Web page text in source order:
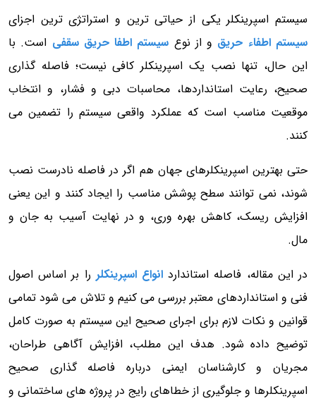
سیستم اسپرینکلر یکی از حیاتی ترین و استراتژی ترین اجزای
سیستم اطفاء حریق و از نوع سیستم اطفا حریق سقفی است. با
این حال، تنها نصب یک اسپرینکلر کافی نیست؛ فاصله گذاری
صحیح، رعایت استانداردها، محاسبات دبی و فشار، و انتخاب
موقعیت مناسب است که عملکرد واقعی سیستم را تضمین می
کنند.
حتی بهترین اسپرینکلرهای جهان هم اگر در فاصله نادرست نصب
شوند، نمی توانند سطح پوشش مناسب را ایجاد کنند و این یعنی
افزایش ریسک، کاهش بهره وری، و در نهایت آسیب به جان و
مال.
در این مقاله، فاصله استاندارد انواع اسپرینکلر را بر اساس اصول
فنی و استانداردهای معتبر بررسی می کنیم و تلاش می شود تمامی
قوانین و نکات لازم برای اجرای صحیح این سیستم به صورت کامل
توضیح داده شود. هدف این مطلب، افزایش آگاهی طراحان،
مجریان و کارشناسان ایمنی درباره فاصله گذاری صحیح
اسپرینکلرها و جلوگیری از خطاهای رایج در پروژه های ساختمانی و